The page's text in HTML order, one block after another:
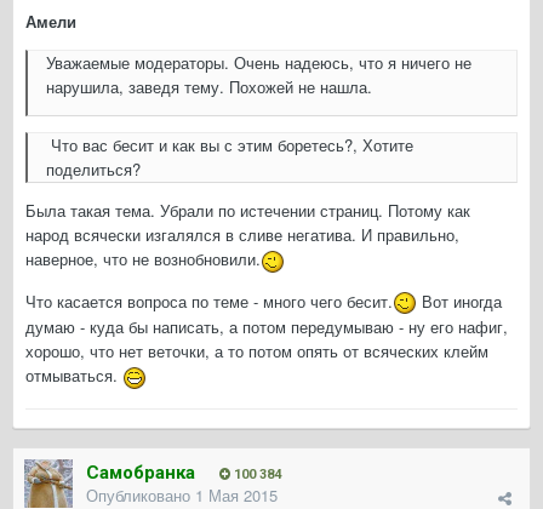
Амели
Уважаемые модераторы. Очень надеюсь, что я ничего не
нарушила, заведя тему. Похожей не нашла.
Что вас бесит и как вы с этим боретесь?, Хотите
поделиться?
Была такая тема. Убрали по истечении страниц. Потому как
народ всячески изгалялся в сливе негатива. И правильно,
наверное, что не вознобновили.
Что касается вопроса по теме - много чего бесит.
Вот иногда
думаю - куда бы написать, а потом передумываю - ну его нафиг,
хорошо, что нет веточки, а то потом опять от всяческих клейм
отмываться.
Самобранка 100 384
Опубликовано 1 Мая 2015